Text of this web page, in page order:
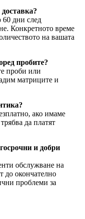
дни след
Конкретното време
на вашата
пробите?
проби или
матриците и
ако имаме
да платят
и добри
обслужване на
до окончателно
проблеми за